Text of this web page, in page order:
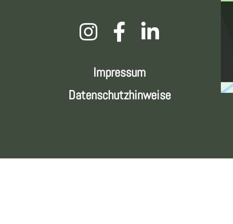
Impressum
Datenschutz­hinweise